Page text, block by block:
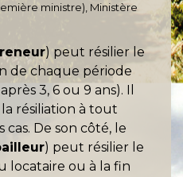
ministre), Ministère
) peut résilier le
de chaque période
3, 6 ou 9 ans). Il
résiliation à tout
De son côté, le
) peut résilier le
locataire ou à la fin